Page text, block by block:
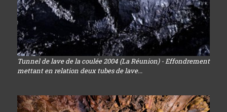
Tunnel de lave de la coulée 2004 (La Réunion) - Effondrement
mettant en relation deux tubes de lave...